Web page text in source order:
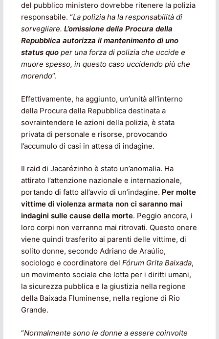
del pubblico ministero dovrebbe ritenere la polizia
responsabile. “La polizia ha la responsabilità di
sorvegliare. L’omissione della Procura della
Repubblica autorizza il mantenimento di uno
status quoper una forza di polizia che uccide e
muore spesso, in questo caso uccidendo più che
morendo”.
Effettivamente, ha aggiunto, un’unità all’interno
della Procura della Repubblica destinata a
sovraintendere le azioni della polizia, è stata
privata di personale e risorse, provocando
l’accumulo di casi in attesa di indagine.
Il raid di Jacarézinho è stato un’anomalia. Ha
attirato l’attenzione nazionale e internazionale,
portando di fatto all’avvio di un’indagine. Per molte
vittime di violenza armata non ci saranno mai
indagini sulle cause della morte. Peggio ancora, i
loro corpi non verranno mai ritrovati. Questo onere
viene quindi trasferito ai parenti delle vittime, di
solito donne, secondo Adriano de Araúlio,
sociologo e coordinatore del Fórum Grita Baixada,
un movimento sociale che lotta per i diritti umani,
la sicurezza pubblica e la giustizia nella regione
della Baixada Fluminense, nella regione di Rio
Grande.
“Normalmente sono le donne a essere coinvolte